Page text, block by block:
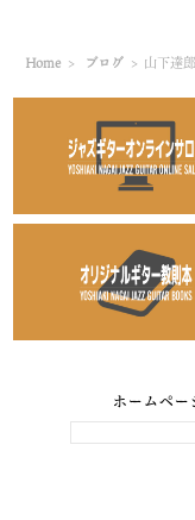
Home > ブログ > 山下達
ホームペ